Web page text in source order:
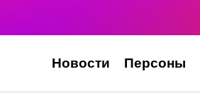
Новости Персоны